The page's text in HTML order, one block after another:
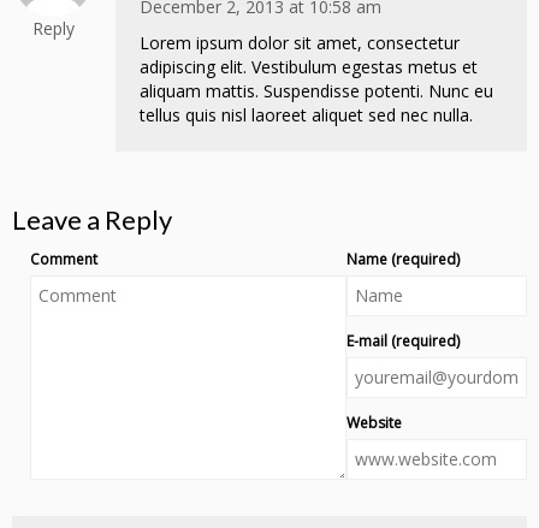
Reply
December 2, 2013 at 10:58 am
Lorem ipsum dolor sit amet, consectetur
adipiscing elit. Vestibulum egestas metus et
aliquam mattis. Suspendisse potenti. Nunc eu
tellus quis nisl laoreet aliquet sed nec nulla.
Leave a Reply
Comment Name (required)
E-mail (required)
Website